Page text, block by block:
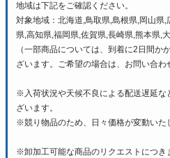
地域は下記をご確認ください。
対象地域：北海道,鳥取県,島根県,岡山県
県,高知県,福岡県,佐賀県,長崎県,熊本県,
（一部商品については、到着に2日間か
ざいます。ご希望の場合は、お問い合わ
※入荷状況や天候不良による配送遅延な
ざいます。
※競り物品のため、日々価格が変動いた
※卸加工可能な商品のリクエストにつき